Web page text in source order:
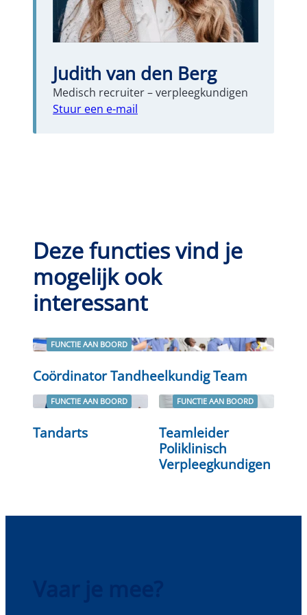
Judith van den Berg
Medisch recruiter – verpleegkundigen
Stuur een e-mail
Deze functies vind je
mogelijk ook
interessant
FUNCTIE AAN BOORD
Coördinator Tandheelkundig Team
FUNCTIE AAN BOORD
Tandarts
Lees verder
FUNCTIE AAN BOORD
Teamleider
Poliklinisch
Verpleegkundigen
Lees verder